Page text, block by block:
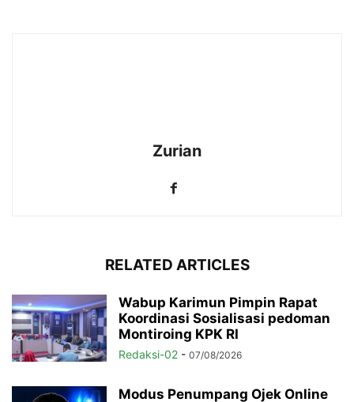
Zurian
RELATED ARTICLES
Wabup Karimun Pimpin Rapat
Koordinasi Sosialisasi pedoman
Montiroing KPK RI
Redaksi-02 - 07/08/2026
Modus Penumpang Ojek Online